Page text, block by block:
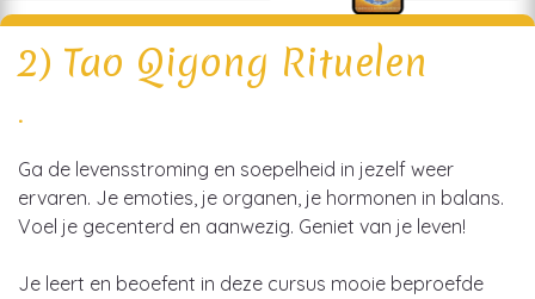
2) Tao Qigong Rituelen
.
Ga de levensstroming en soepelheid in jezelf weer
ervaren. Je emoties, je organen, je hormonen in balans.
Voel je gecenterd en aanwezig. Geniet van je leven!
Je leert en beoefent in deze cursus mooie beproefde